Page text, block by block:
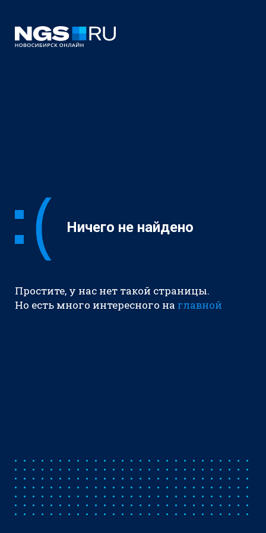
Ничего не найдено
Простите, у нас нет такой страницы.
Но есть много интересного на главной